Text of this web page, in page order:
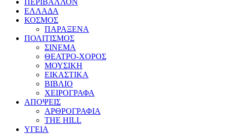
ΠΕΡΙΒΑΛΛΟΝ
ΕΛΛΑΔΑ
ΚΟΣΜΟΣ
ΠΑΡΑΞΕΝΑ
ΠΟΛΙΤΙΣΜΟΣ
ΣΙΝΕΜΑ
ΘΕΑΤΡΟ-ΧΟΡΟΣ
ΜΟΥΣΙΚΗ
ΕΙΚΑΣΤΙΚΑ
ΒΙΒΛΙΟ
ΧΕΙΡΟΓΡΑΦΑ
ΑΠΟΨΕΙΣ
ΑΡΘΡΟΓΡΑΦΙΑ
THE HILL
ΥΓΕΙΑ